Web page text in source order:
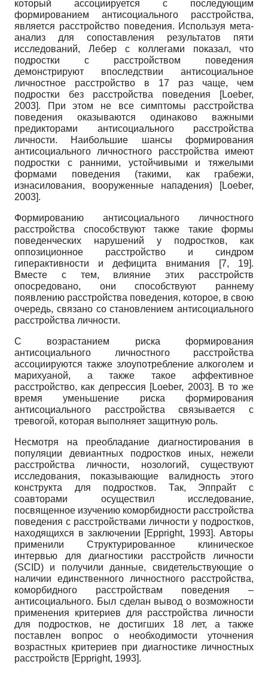
который ассоциируется с последующим
формированием антисоциального расстройства,
является расстройство поведения. Используя мета-
анализ для сопоставления результатов пяти
исследований, Лебер с коллегами показал, что
подростки с расстройством поведения
демонстрируют впоследствии антисоциальное
личностное расстройство в 17 раз чаще, чем
подростки без расстройства поведения
[Loeber,
2003]. При этом не все симптомы расстройства
поведения оказываются одинаково важными
предикторами антисоциального расстройства
личности. Наибольшие шансы формирования
антисоциального личностного расстройства имеют
подростки с ранними, устойчивыми и тяжелыми
формами поведения (такими, как грабежи,
изнасилования, вооруженные нападения)
[Loeber,
2003].
Формированию антисоциального личностного
расстройства способствуют также такие формы
поведенческих нарушений у подростков, как
оппозиционное расстройство и синдром
гиперактивности и дефицита внимания [7, 19].
Вместе с тем, влияние этих расстройств
опосредовано, они способствуют раннему
появлению расстройства поведения, которое, в свою
очередь, связано со становлением антисоциального
расстройства личности.
С возрастанием риска формирования
антисоциального личностного расстройства
ассоциируются также злоупотребление алкоголем и
марихуаной, а также такое аффективное
расстройство, как депрессия [Loeber, 2003]. В то же
время уменьшение риска формирования
антисоциального расстройства связывается с
тревогой, которая выполняет защитную роль.
Несмотря на преобладание диагностирования в
популяции девиантных подростков иных, нежели
расстройства личности, нозологий, существуют
исследования, показывающие валидность этого
конструкта для подростков. Так, Эппрайт с
соавторами осуществил исследование,
посвященное изучению коморбидности расстройства
поведения с расстройствами личности у подростков,
находящихся в заключении [Eppright, 1993]. Авторы
применили Структурированное клиническое
интервью для диагностики расстройств личности
(SCID) и получили данные, свидетельствующие о
наличии единственного личностного расстройства,
коморбидного расстройствам поведения –
антисоциального. Был сделан вывод о возможности
применения критериев для расстройства личности
для подростков, не достигших 18 лет, а также
поставлен вопрос о необходимости уточнения
возрастных критериев при диагностике личностных
расстройств [Eppright, 1993].